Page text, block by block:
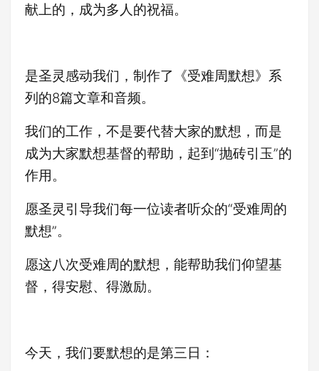
献上的，成为多人的祝福。
是圣灵感动我们，制作了《受难周默想》系
列的8篇文章和音频。
我们的工作，不是要代替大家的默想，而是
成为大家默想基督的帮助，起到“抛砖引玉”的
作用。
愿圣灵引导我们每一位读者听众的“受难周的
默想”。
愿这八次受难周的默想，能帮助我们仰望基
督，得安慰、得激励。
今天，我们要默想的是第三日：